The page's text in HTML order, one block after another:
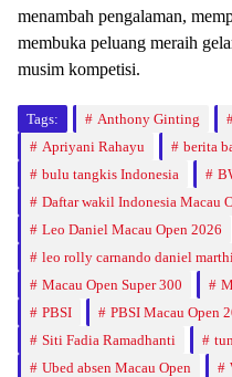
menambah pengalaman,
membuka peluang meraih
musim kompetisi.
Tags: Anthony Ginting
Apriyani Rahayu
berita
bulu tangkis Indonesia
Daftar wakil Indonesia Macau
Leo Daniel Macau Open 2026
leo rolly carnando daniel
Macau Open Super 300
PBSI
PBSI Macau Open
Siti Fadia Ramadhanti
Ubed absen Macau Open